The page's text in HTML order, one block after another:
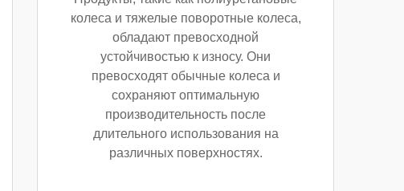
колеса и тяжелые поворотные колеса,
обладают превосходной
устойчивостью к износу. Они
превосходят обычные колеса и
сохраняют оптимальную
производительность после
длительного использования на
различных поверхностях.